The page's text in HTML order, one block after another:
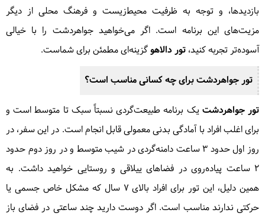
بازدیدها، و توجه به ظرفیت محیط‌زیست و فرهنگ محلی از دیگر
مزیت‌های این برنامه است. اگر می‌خواهید جواهردشت را با خیالی
آسوده‌تر تجربه کنید، تور دالاهوگزینه‌ای مطمئن برای شماست.
تور جواهردشت برای چه کسانی مناسب است؟
تور جواهردشت یک برنامه طبیعت‌گردی نسبتاً سبک تا متوسط است و
برای اغلب افراد با آمادگی بدنی معمولی قابل انجام است. در این سفر، در
روز اول حدود ۳ ساعت دامنه‌گردی در شیب متوسط و در روز دوم حدود
۲ ساعت پیاده‌روی در فضاهای ییلاقی و روستایی خواهید داشت. به
همین دلیل، این تور برای افراد بالای ۷ سال که مشکل خاص جسمی یا
حرکتی ندارند مناسب است. اگر دوست دارید چند ساعتی در فضای باز